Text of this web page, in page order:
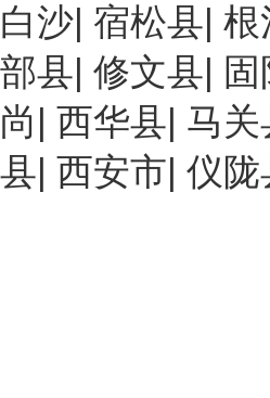
白沙| 宿松县| 根
部县| 修文县|
尚| 西华县| 马关
县| 西安市| 仪陇